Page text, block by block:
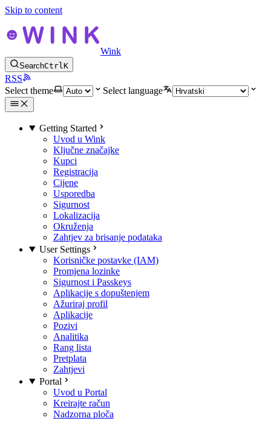
Skip to content
Wink
SearchCtrlK
RSS
Select theme
Select language
Getting Started
Uvod u Wink
Ključne značajke
Kupci
Registracija
Cijene
Usporedba
Sigurnost
Lokalizacija
Okruženja
Zahtjev za brisanje podataka
User Settings
Korisničke postavke (IAM)
Promjena lozinke
Sigurnost i Passkeys
Aplikacije s dopuštenjem
Ažuriraj profil
Aplikacije
Pozivi
Analitika
Rang lista
Pretplata
Zahtjevi
Portal
Uvod u Portal
Kreirajte račun
Nadzorna ploča